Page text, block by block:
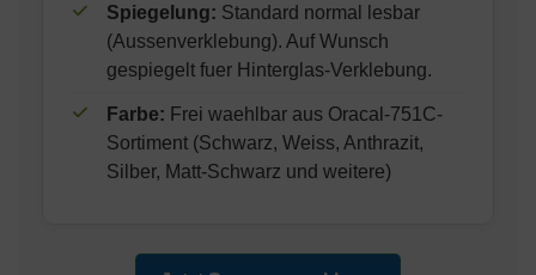
Spiegelung: Standard normal lesbar
(Aussenverklebung). Auf Wunsch
gespiegelt fuer Hinterglas-Verklebung.
Farbe: Frei waehlbar aus Oracal-751C-
Sortiment (Schwarz, Weiss, Anthrazit,
Silber, Matt-Schwarz und weitere)